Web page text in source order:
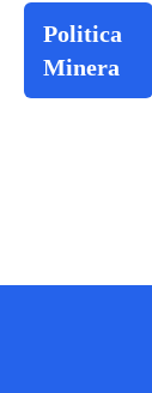
Politica
Minera